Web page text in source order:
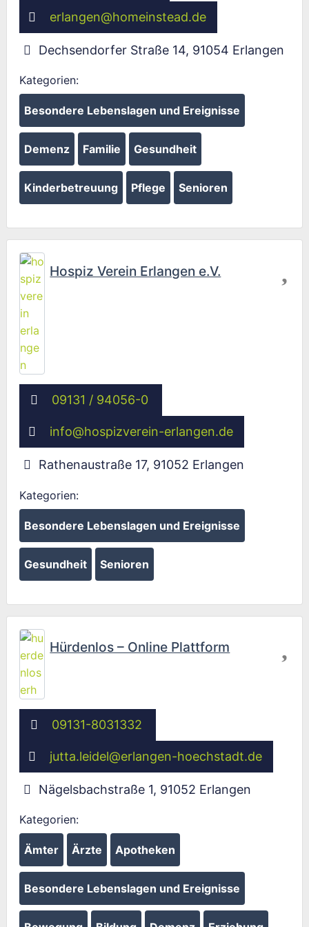
erlangen@homeinstead.de
Dechsendorfer Straße 14, 91054 Erlangen
Kategorien:
Besondere Lebenslagen und Ereignisse
Demenz Familie Gesundheit
Kinderbetreuung Pflege Senioren
Hospiz Verein Erlangen e.V.
09131 / 94056-0
info@hospizverein-erlangen.de
Rathenaustraße 17, 91052 Erlangen
Kategorien:
Besondere Lebenslagen und Ereignisse
Gesundheit Senioren
Hürdenlos – Online Plattform
09131-8031332
jutta.leidel@erlangen-hoechstadt.de
Nägelsbachstraße 1, 91052 Erlangen
Kategorien:
Ämter Ärzte Apotheken
Besondere Lebenslagen und Ereignisse